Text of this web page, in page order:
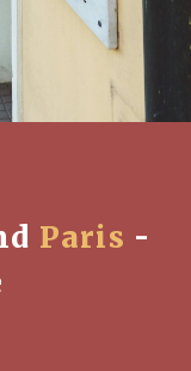
Paris -